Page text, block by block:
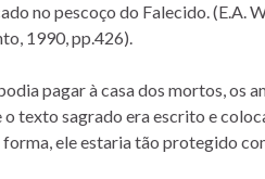
no pescoço do Falecido. (E.A.
1990, pp.426).
pagar à casa dos mortos, os
o texto sagrado era escrito e
ele estaria tão protegido